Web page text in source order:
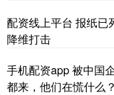
配资线上平台 报纸已
降维打击
手机配资app 被中国
都来，他们在慌什么？